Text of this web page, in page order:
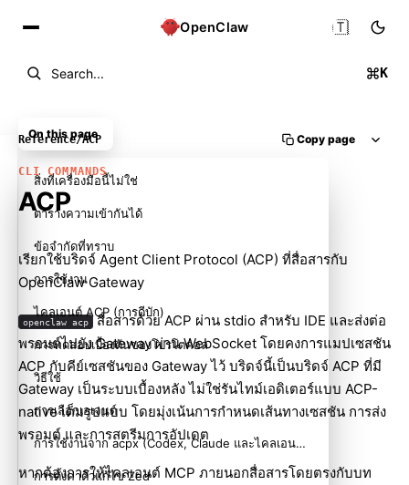
OpenClaw
Search... K
🇹🇭
Reference/ACP Copy page
CLI COMMANDS
ACP
เรียกใช้บริดจ์ Agent Client Protocol (ACP) ที่สื่อสารกับ
OpenClaw Gateway
openclaw acp สื่อสารด้วย ACP ผ่าน stdio สำหรับ IDE และส่งต่อ
พรอมต์ไปยัง Gateway ผ่าน WebSocket โดยคงการแมปเซสชัน
ACP กับคีย์เซสชันของ Gateway ไว้ บริดจ์นี้เป็นบริดจ์ ACP ที่มี
Gateway เป็นระบบเบื้องหลัง ไม่ใช่รันไทม์เอดิเตอร์แบบ ACP-
native เต็มรูปแบบ โดยมุ่งเน้นการกำหนดเส้นทางเซสชัน การส่ง
พรอมต์ และการสตรีมการอัปเดต
หากต้องการให้ไคลเอนต์ MCP ภายนอกสื่อสารโดยตรงกับบท
On this page
สิ่งที่เครื่องมือนี้ไม่ใช่
ตารางความเข้ากันได้
ข้อจำกัดที่ทราบ
การใช้งาน
ไคลเอนต์ ACP (การดีบัก)
การทดสอบเบื้องต้นของโปรโตคอล
วิธีใช้
การเลือกเอเจนต์
การใช้งานจาก acpx (Codex, Claude และไคลเอนต์ ACP อื่น ๆ)
การตั้งค่าตัวแก้ไข Zed